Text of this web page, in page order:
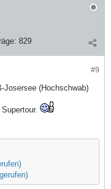
829
#9
Josersee (Hochschwab)